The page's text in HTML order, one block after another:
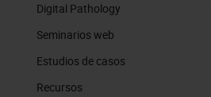
Digital Pathology
Seminarios web
Estudios de casos
Recursos